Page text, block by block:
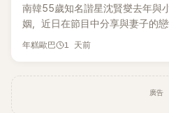
南韓55歲知名諧星沈賢燮去年與
姻，近日在節目中分享與妻子的
受兩人世界，沒想到站在飯店門
年糕歐巴 1 天前
廣告